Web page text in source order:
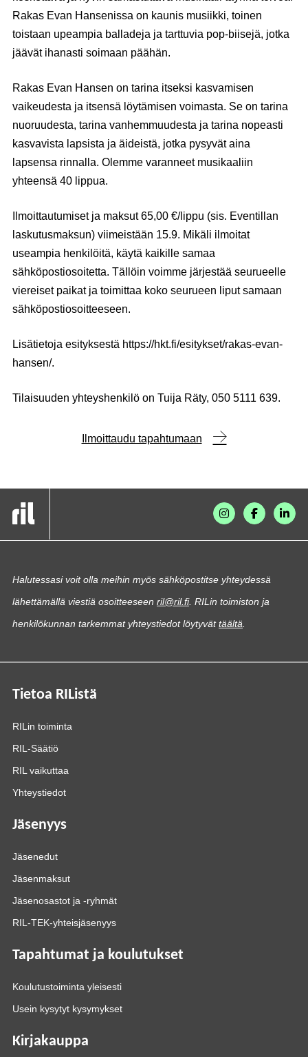
Rakas Evan Hansenissa on kaunis musiikki, toinen
toistaan upeampia balladeja ja tarttuvia pop-biisejä, jotka
jäävät ihanasti soimaan päähän.
Rakas Evan Hansen on tarina itseksi kasvamisen
vaikeudesta ja itsensä löytämisen voimasta. Se on tarina
nuoruudesta, tarina vanhemmuudesta ja tarina nopeasti
kasvavista lapsista ja äideistä, jotka pysyvät aina
lapsensa rinnalla. Olemme varanneet musikaaliin
yhteensä 40 lippua.
Ilmoittautumiset ja maksut65,00 €/lippu (sis. Eventillan
laskutusmaksun) viimeistään 15.9. Mikäli ilmoitat
useampia henkilöitä, käytä kaikille samaa
sähköpostiosoitetta. Tällöin voimme järjestää seurueelle
viereiset paikat ja toimittaa koko seurueen liput samaan
sähköpostiosoitteeseen.
Lisätietoja esityksestä https://hkt.fi/esitykset/rakas-evan-
hansen/.
Tilaisuuden yhteyshenkilö on Tuija Räty, 050 5111 639.
Ilmoittaudu tapahtumaan
Halutessasi voit olla meihin myös sähköpostitse yhteydessä
lähettämällä viestiä osoitteeseen ril@ril.fi. RILin toimiston ja
henkilökunnan tarkemmat yhteystiedot löytyvättäältä
Tietoa RIListä
RILin toiminta
RIL-Säätiö
RIL vaikuttaa
Yhteystiedot
Jäsenyys
Jäsenedut
Jäsenmaksut
Jäsenosastot ja -ryhmät
RIL-TEK-yhteisjäsenyys
Tapahtumat ja koulutukset
Koulutustoiminta yleisesti
Usein kysytyt kysymykset
Kirjakauppa